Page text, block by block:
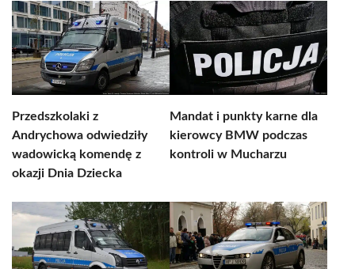
Przedszkolaki z
Andrychowa odwiedziły
wadowicką komendę z
okazji Dnia Dziecka
Mandat i punkty karne dla
kierowcy BMW podczas
kontroli w Mucharzu